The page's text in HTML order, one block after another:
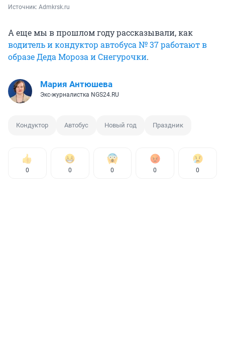
Источник: Admkrsk.ru
А еще мы в прошлом году рассказывали, как
водитель и кондуктор автобуса № 37 работают в
образе Деда Мороза и Снегурочки.
Мария Антюшева
Экс-журналистка NGS24.RU
Кондуктор Автобус Новый год Праздник
0 0 0 0 0